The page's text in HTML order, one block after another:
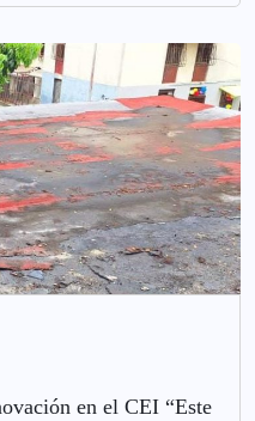
en el CEI “Este